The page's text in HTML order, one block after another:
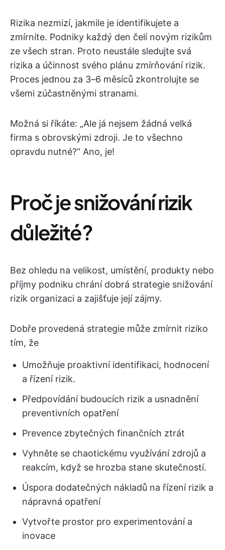
Rizika nezmizí, jakmile je identifikujete a
zmírníte. Podniky každý den čelí novým rizikům
ze všech stran. Proto neustále sledujte svá
rizika a účinnost svého plánu zmírňování rizik.
Proces jednou za 3–6 měsíců zkontrolujte se
všemi zúčastněnými stranami.
Možná si říkáte: „Ale já nejsem žádná velká
firma s obrovskými zdroji. Je to všechno
opravdu nutné?“ Ano, je!
Proč je snižování rizik
důležité?
Bez ohledu na velikost, umístění, produkty nebo
příjmy podniku chrání dobrá strategie snižování
rizik organizaci a zajišťuje její zájmy.
Dobře provedená strategie může zmírnit riziko
tím, že
Umožňuje proaktivní identifikaci, hodnocení
a řízení rizik.
Předpovídání budoucích rizik a usnadnění
preventivních opatření
Prevence zbytečných finančních ztrát
Vyhněte se chaotickému využívání zdrojů a
reakcím, když se hrozba stane skutečností.
Úspora dodatečných nákladů na řízení rizik a
nápravná opatření
Vytvořte prostor pro experimentování a
inovace